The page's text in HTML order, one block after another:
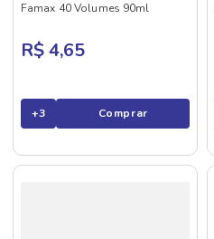
Famax 40 Volumes 90ml
R$ 4,65
+3 Comprar